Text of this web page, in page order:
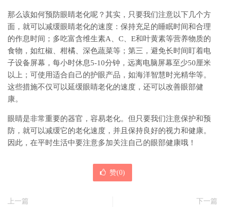
那么该如何预防眼睛老化呢？其实，只要我们注意以下几个方
面，就可以减缓眼睛老化的速度：保持充足的睡眠时间和合理
的作息时间；多吃富含维生素A、C、E和叶黄素等营养物质的
食物，如红椒、柑橘、深色蔬菜等；第三，避免长时间盯着电
子设备屏幕，每小时休息5-10分钟，远离电脑屏幕至少50厘米
以上；可使用适合自己的护眼产品，如海洋智慧时光精华等。
这些措施不仅可以延缓眼睛老化的速度，还可以改善眼部健
康。
眼睛是非常重要的器官，容易老化。但只要我们注意保护和预
防，就可以减缓它的老化速度，并且保持良好的视力和健康。
因此，在平时生活中要注意多加关注自己的眼部健康哦！
赞(0)
上一篇
下一篇